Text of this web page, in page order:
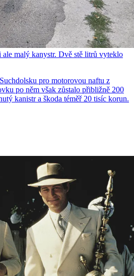
ale malý kanystr. Dvě stě litrů vyteklo
pro motorovou naftu z
po něm však zůstalo přibližně 200
kanistr a škoda téměř 20 tisíc korun.